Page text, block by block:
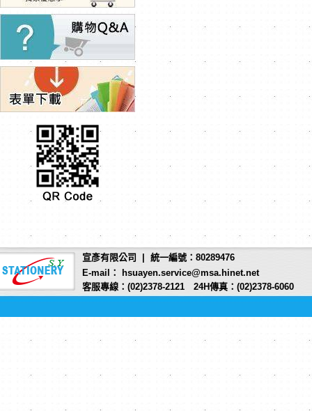
宣彥有限公司 | 統一編號：80289476
E-mail： hsuayen.service@msa.hinet.net
客服專線：(02)2378-2121 24H傳真：(02)2378-6060